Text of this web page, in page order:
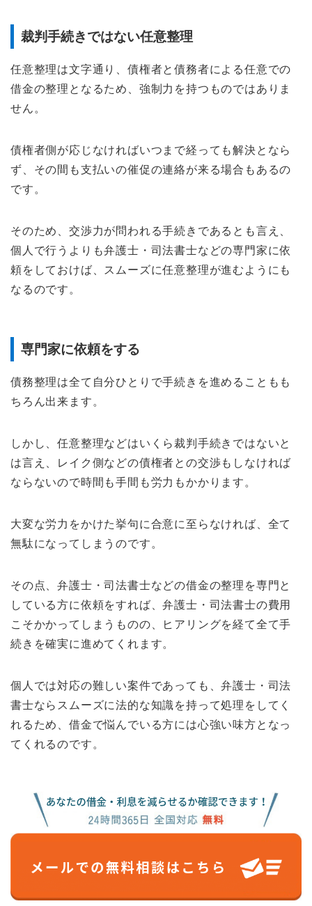
裁判手続きではない任意整理
任意整理は文字通り、債権者と債務者による任意での
借金の整理となるため、強制力を持つものではありま
せん。
債権者側が応じなければいつまで経っても解決となら
ず、その間も支払いの催促の連絡が来る場合もあるの
です。
そのため、交渉力が問われる手続きであるとも言え、
個人で行うよりも弁護士・司法書士などの専門家に依
頼をしておけば、スムーズに任意整理が進むようにも
なるのです。
専門家に依頼をする
債務整理は全て自分ひとりで手続きを進めることもも
ちろん出来ます。
しかし、任意整理などはいくら裁判手続きではないと
は言え、レイク側などの債権者との交渉もしなければ
ならないので時間も手間も労力もかかります。
大変な労力をかけた挙句に合意に至らなければ、全て
無駄になってしまうのです。
その点、弁護士・司法書士などの借金の整理を専門と
している方に依頼をすれば、弁護士・司法書士の費用
こそかかってしまうものの、ヒアリングを経て全て手
続きを確実に進めてくれます。
個人では対応の難しい案件であっても、弁護士・司法
書士ならスムーズに法的な知識を持って処理をしてく
れるため、借金で悩んでいる方には心強い味方となっ
てくれるのです。